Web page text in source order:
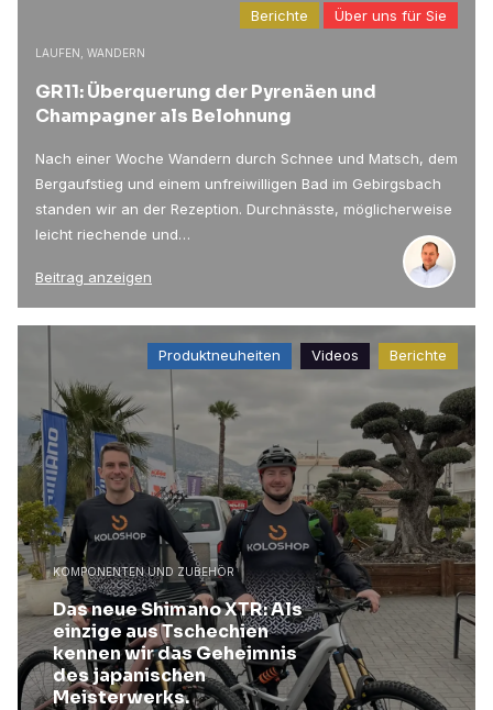
Berichte Über uns für Sie
LAUFEN, WANDERN
GR11: Überquerung der Pyrenäen und
Champagner als Belohnung
Nach einer Woche Wandern durch Schnee und Matsch, dem
Bergaufstieg und einem unfreiwilligen Bad im Gebirgsbach
standen wir an der Rezeption. Durchnässte, möglicherweise
leicht riechende und…
Beitrag anzeigen
Produktneuheiten Videos Berichte
KOMPONENTEN UND ZUBEHÖR
Das neue Shimano XTR: Als
einzige aus Tschechien
kennen wir das Geheimnis
des japanischen
Meisterwerks.